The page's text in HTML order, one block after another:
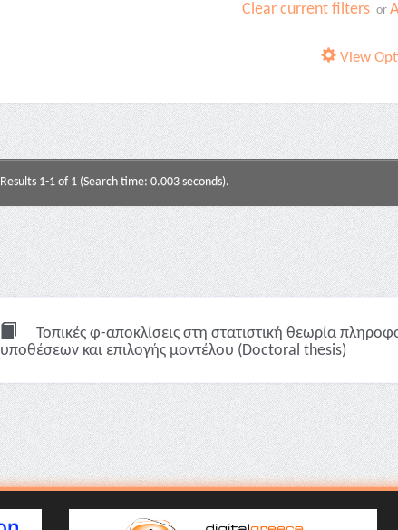
Clear current filters or
View
Results 1-1 of 1 (Search time: 0.003 seconds).
Τοπικές φ-αποκλίσεις στη στατιστική θεωρία
υποθέσεων και επιλογής μοντέλου (Doctoral thesis)